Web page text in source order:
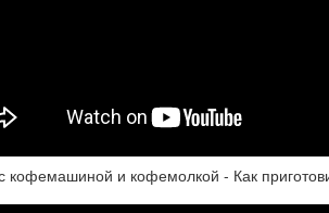
кофемашиной и кофемолкой - Как